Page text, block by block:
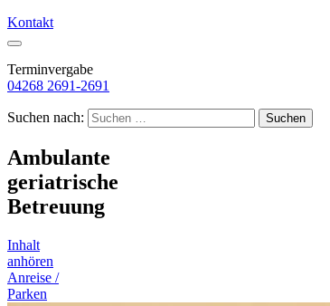
Kontakt
Terminvergabe
04268 2691-2691
Suchen nach:
Ambulante
geriatrische
Betreuung
Inhalt
anhören
Anreise /
Parken